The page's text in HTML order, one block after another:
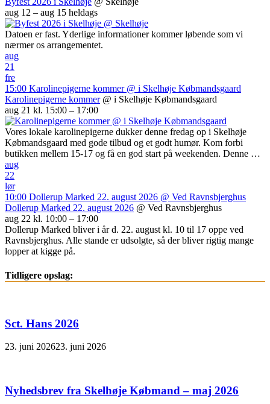
aug 12 – aug 15 heldags
Datoen er fast. Yderlige informationer kommer løbende som vi
nærmer os arrangementet.
aug
21
fre
15:00 Karolinepigerne kommer @ i Skelhøje Købmandsgaard
Karolinepigerne kommer @ i Skelhøje Købmandsgaard
aug 21 kl. 15:00 – 17:00
Vores lokale karolinepigerne dukker denne fredag op i Skelhøje
Købmandsgaard med gode tilbud og et godt humør. Kom forbi
butikken mellem 15-17 og få en god start på weekenden. Denne …
aug
22
lør
10:00 Dollerup Marked 22. august 2026 @ Ved Ravnsbjerghus
Dollerup Marked 22. august 2026 @ Ved Ravnsbjerghus
aug 22 kl. 10:00 – 17:00
Dollerup Marked bliver i år d. 22. august kl. 10 til 17 oppe ved
Ravnsbjerghus. Alle stande er udsolgte, så der bliver rigtig mange
lopper at kigge på.
Tidligere opslag:
Sct. Hans 2026
23. juni 202623. juni 2026
Nyhedsbrev fra Skelhøje Købmand – maj 2026